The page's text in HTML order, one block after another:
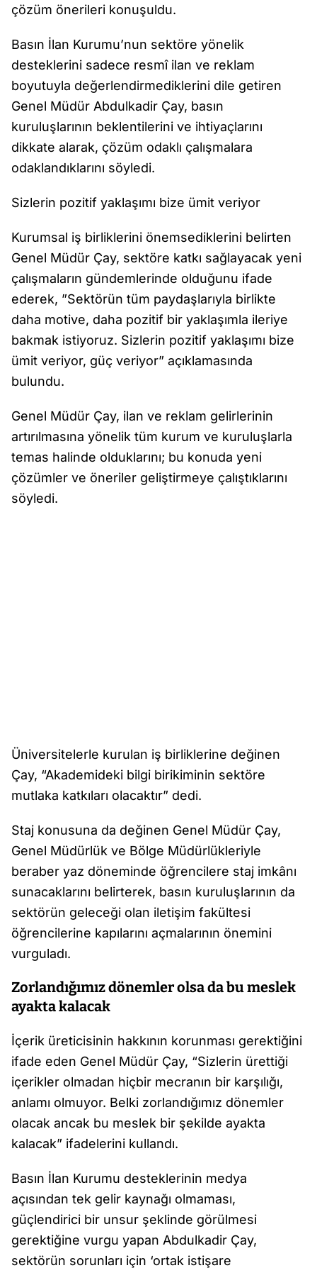
çözüm önerileri konuşuldu.
Basın İlan Kurumu’nun sektöre yönelik
desteklerini sadece resmî ilan ve reklam
boyutuyla değerlendirmediklerini dile getiren
Genel Müdür Abdulkadir Çay, basın
kuruluşlarının beklentilerini ve ihtiyaçlarını
dikkate alarak, çözüm odaklı çalışmalara
odaklandıklarını söyledi.
Sizlerin pozitif yaklaşımı bize ümit veriyor
Kurumsal iş birliklerini önemsediklerini belirten
Genel Müdür Çay, sektöre katkı sağlayacak yeni
çalışmaların gündemlerinde olduğunu ifade
ederek, ”Sektörün tüm paydaşlarıyla birlikte
daha motive, daha pozitif bir yaklaşımla ileriye
bakmak istiyoruz. Sizlerin pozitif yaklaşımı bize
ümit veriyor, güç veriyor” açıklamasında
bulundu.
Genel Müdür Çay, ilan ve reklam gelirlerinin
artırılmasına yönelik tüm kurum ve kuruluşlarla
temas halinde olduklarını; bu konuda yeni
çözümler ve öneriler geliştirmeye çalıştıklarını
söyledi.
Üniversitelerle kurulan iş birliklerine değinen
Çay, “Akademideki bilgi birikiminin sektöre
mutlaka katkıları olacaktır” dedi.
Staj konusuna da değinen Genel Müdür Çay,
Genel Müdürlük ve Bölge Müdürlükleriyle
beraber yaz döneminde öğrencilere staj imkânı
sunacaklarını belirterek, basın kuruluşlarının da
sektörün geleceği olan iletişim fakültesi
öğrencilerine kapılarını açmalarının önemini
vurguladı.
Zorlandığımız dönemler olsa da bu meslek
ayakta kalacak
İçerik üreticisinin hakkının korunması gerektiğini
ifade eden Genel Müdür Çay, “Sizlerin ürettiği
içerikler olmadan hiçbir mecranın bir karşılığı,
anlamı olmuyor. Belki zorlandığımız dönemler
olacak ancak bu meslek bir şekilde ayakta
kalacak” ifadelerini kullandı.
Basın İlan Kurumu desteklerinin medya
açısından tek gelir kaynağı olmaması,
güçlendirici bir unsur şeklinde görülmesi
gerektiğine vurgu yapan Abdulkadir Çay,
sektörün sorunları için ‘ortak istişare